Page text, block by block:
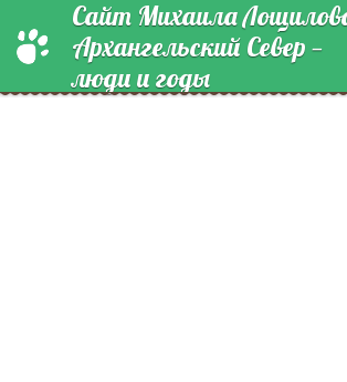
Сайт Михаила
Архангельский Север —
люди и годы